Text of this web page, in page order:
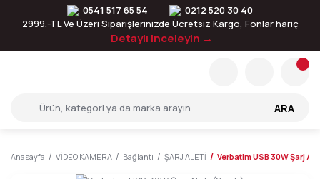
0541 517 65 54
0212 520 30 40
2999.-TL Ve Üzeri Siparişlerinizde Ücretsiz Kargo, Fonlar hariç
Detaylı inceleyin →
ARA
Anasayfa VİDEO KAMERA Bağlantı ŞARJ ALETİ Verbatim USB 30W Şarj